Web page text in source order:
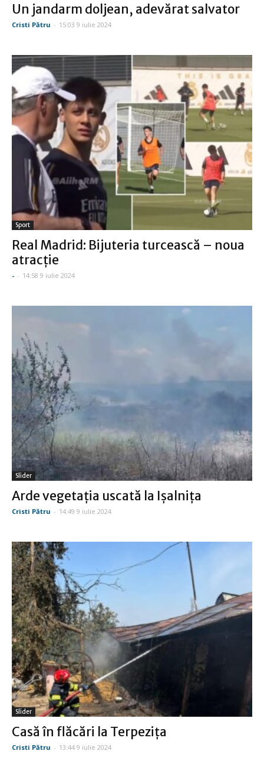
Un jandarm doljean, adevărat salvator
Cristi Pătru - 15:03 9 iulie 2024
Sport
Real Madrid: Bijuteria turcească – noua
atracţie
- - 14:58 9 iulie 2024
Slider
Arde vegetaţia uscată la Işalniţa
Cristi Pătru - 14:49 9 iulie 2024
Slider
Casă în flăcări la Terpeziţa
Cristi Pătru - 13:44 9 iulie 2024